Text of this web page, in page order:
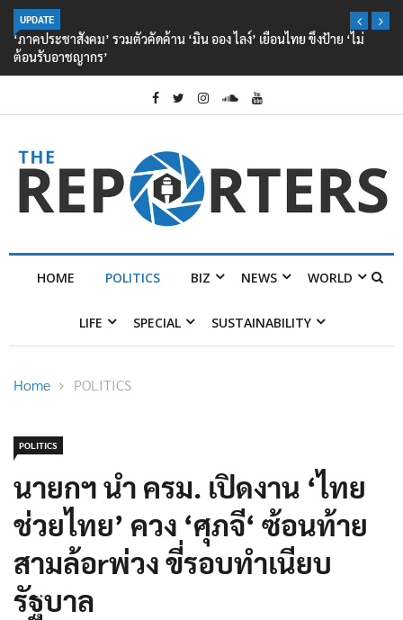
UPDATE
‘ภาคประชาสังคม’ รวมตัวคัดค้าน ‘มิน ออง ไลง์’ เยือนไทย ขึงป้าย ‘ไม่
ต้อนรับอาชญากร’
HOME POLITICS BIZ NEWS WORLD
LIFE SPECIAL SUSTAINABILITY
Home POLITICS
POLITICS
นายกฯ นำ ครม. เปิดงาน ‘ไทย
ช่วยไทย’ ควง ‘ศุภจี‘ ซ้อนท้าย
สามล้อrพ่วง ขี่รอบทำเนียบ
รัฐบาล